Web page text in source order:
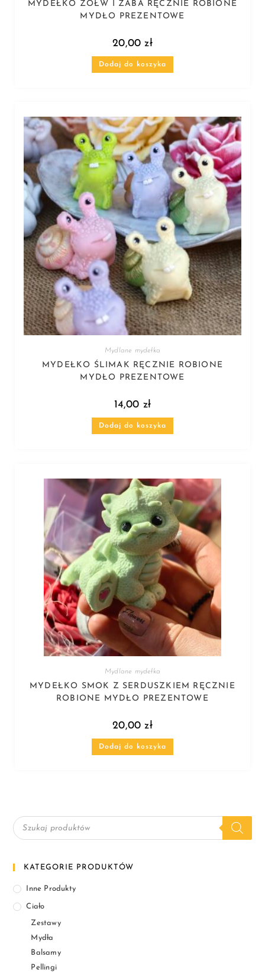
MYDEŁKO ŻÓŁW I ŻABA RĘCZNIE ROBIONE
MYDŁO PREZENTOWE
20,00zł
Dodaj do koszyka
Mydlane mydełka
MYDEŁKO ŚLIMAK RĘCZNIE ROBIONE
MYDŁO PREZENTOWE
14,00 zł
Dodaj do koszyka
Mydlane mydełka
MYDEŁKO SMOK Z SERDUSZKIEM RĘCZNIE
ROBIONE MYDŁO PREZENTOWE
20,00zł
Dodaj do koszyka
KATEGORIE PRODUKTÓW
Inne Produkty
Ciało
Zestawy
Mydła
Balsamy
Pellingi